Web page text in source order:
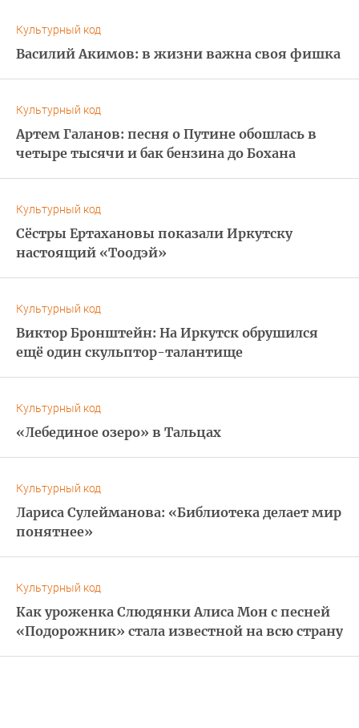
Культурный код
Василий Акимов: в жизни важна своя фишка
Культурный код
Артем Галанов: песня о Путине обошлась в
четыре тысячи и бак бензина до Бохана
Культурный код
Сёстры Ертахановы показали Иркутску
настоящий «Тоодэй»
Культурный код
Виктор Бронштейн: На Иркутск обрушился
ещё один скульптор-талантище
Культурный код
«Лебединое озеро» в Тальцах
Культурный код
Лариса Сулейманова: «Библиотека делает мир
понятнее»
Культурный код
Как уроженка Слюдянки Алиса Мон с песней
«Подорожник» стала известной на всю страну